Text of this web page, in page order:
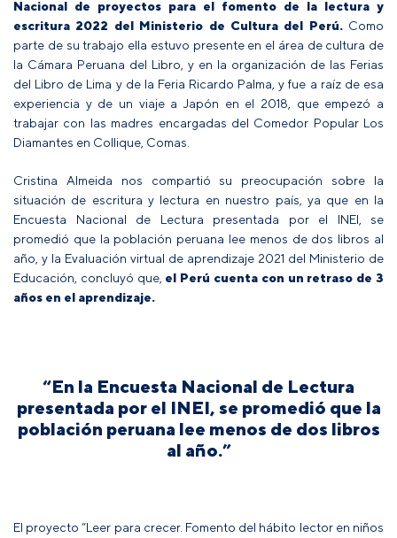
Nacional de proyectos para el fomento de la lectura y
escritura 2022 del Ministerio de Cultura del Perú.Como
parte de su trabajo ella estuvo presente en el área de cultura de
la Cámara Peruana del Libro, y en la organización de las Ferias
del Libro de Lima y de la Feria Ricardo Palma, y fue a raíz de esa
experiencia y de un viaje a Japón en el 2018, que empezó a
trabajar con las madres encargadas del Comedor Popular Los
Diamantes en Collique, Comas.
Cristina Almeida nos compartió su preocupación sobre la
situación de escritura y lectura en nuestro país, ya que en la
Encuesta Nacional de Lectura presentada por el INEI, se
promedió que la población peruana lee menos de dos libros al
año, y la Evaluación virtual de aprendizaje 2021 del Ministerio de
Educación, concluyó que, el Perú cuenta con un retraso de 3
años en el aprendizaje.
“En la Encuesta Nacional de Lectura
presentada por el INEI, se promedió que la
población peruana lee menos de dos libros
al año.”
El proyecto “Leer para crecer. Fomento del hábito lector en niños